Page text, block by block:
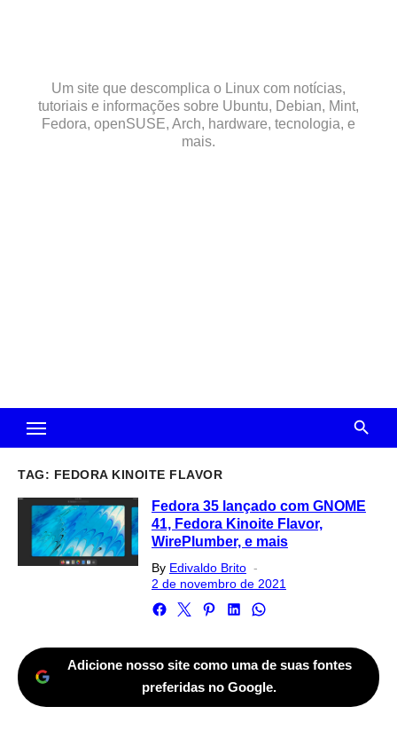
Um site que descomplica o Linux com notícias,
tutoriais e informações sobre Ubuntu, Debian, Mint,
Fedora, openSUSE, Arch, hardware, tecnologia, e
mais.
TAG: FEDORA KINOITE FLAVOR
Fedora 35 lançado com GNOME
41, Fedora Kinoite Flavor,
WirePlumber, e mais
By Edivaldo Brito
on
2 de novembro de 2021
Adicione nosso site como uma de suas fontes
preferidas no Google.